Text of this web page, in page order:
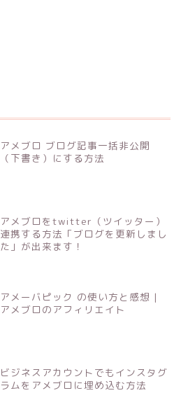
アメブロ ブログ記事一括非公開
（下書き）にする方法
アメブロをtwitter（ツイッター）
連携する方法「ブログを更新しまし
た」が出来ます！
アメーバピック の使い方と感想 |
アメブロのアフィリエイト
ビジネスアカウントでもインスタグ
ラムをアメブロに埋め込む方法